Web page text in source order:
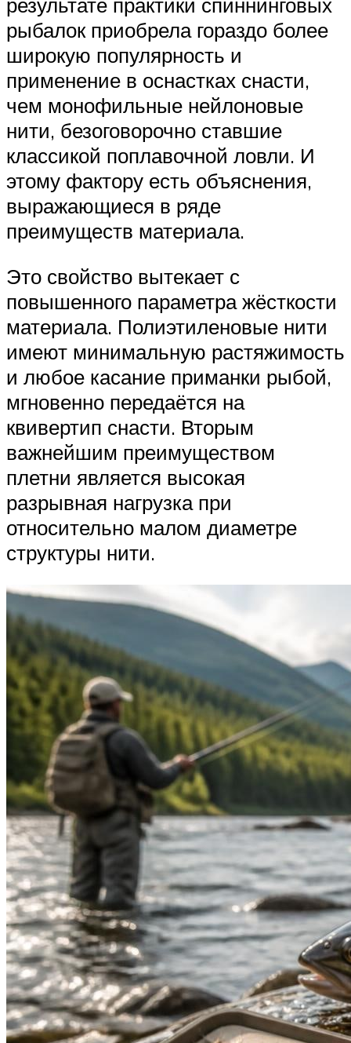
рыбалок приобрела гораздо более
широкую популярность и
применение в оснастках снасти,
чем монофильные нейлоновые
нити, безоговорочно ставшие
классикой поплавочной ловли. И
этому фактору есть объяснения,
выражающиеся в ряде
преимуществ материала.
Это свойство вытекает с
повышенного параметра жёсткости
материала. Полиэтиленовые нити
имеют минимальную растяжимость
и любое касание приманки рыбой,
мгновенно передаётся на
квивертип снасти. Вторым
важнейшим преимуществом
плетни является высокая
разрывная нагрузка при
относительно малом диаметре
структуры нити.